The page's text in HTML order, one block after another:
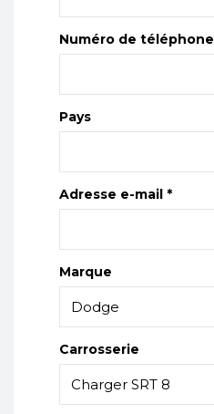
Numéro de téléphone
Pays
Adresse e-mail *
Marque
Carrosserie